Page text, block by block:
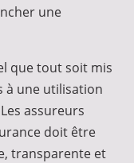
une
que tout soit mis
à une utilisation
assureurs
doit être
transparente et